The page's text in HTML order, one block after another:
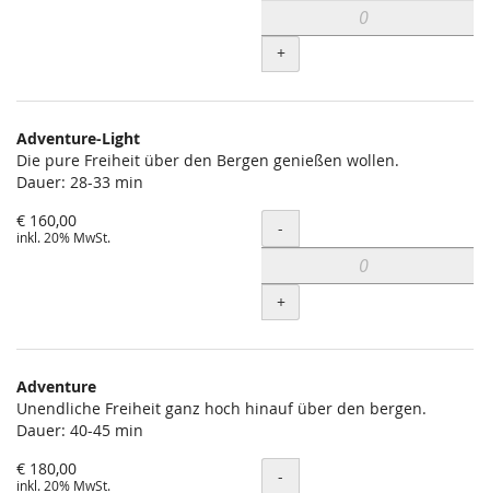
+
Adventure-Light
Die pure Freiheit über den Bergen genießen wollen.
Dauer: 28-33 min
€ 160,00
inkl. 20% MwSt. Menge
-
+
Adventure
Unendliche Freiheit ganz hoch hinauf über den bergen.
Dauer: 40-45 min
€ 180,00
inkl. 20% MwSt. Menge
-